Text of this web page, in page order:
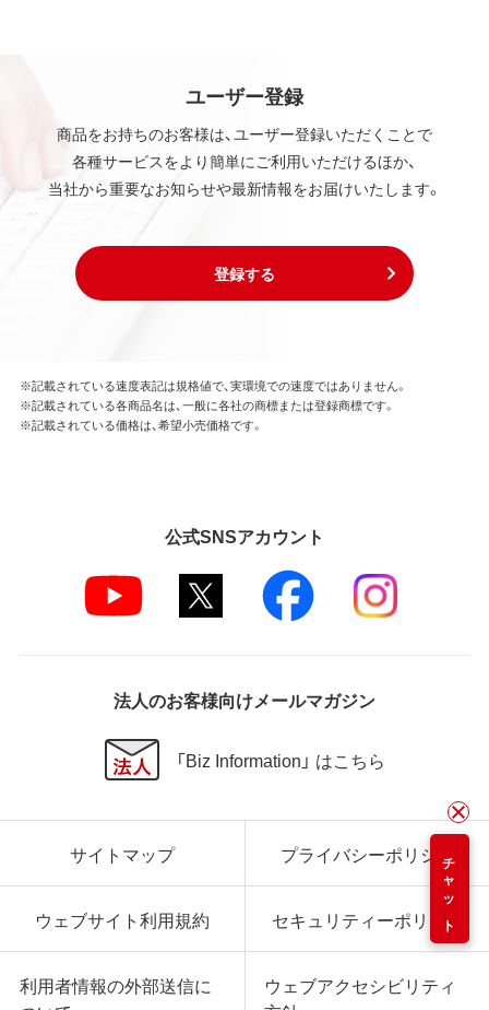
ユーザー登録
商品をお持ちのお客様は、ユーザー登録いただくことで
各種サービスをより簡単にご利用いただけるほか、
当社から重要なお知らせや最新情報をお届けいたします。
登録する
チャット
※記載されている速度表記は規格値で、実環境での速度ではありません。
※記載されている各商品名は、一般に各社の商標または登録商標です。
※記載されている価格は、希望小売価格です。
公式SNSアカウント
法人のお客様向けメールマガジン
「Biz Information」 はこちら
サイトマップ プライバシーポリシー
ウェブサイト利用規約 セキュリティーポリシー
利用者情報の外部送信に
ウェブアクセシビリティ